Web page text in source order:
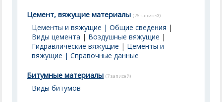
Цемент, вяжущие материалы (26 записей)
Цементы и вяжущие | Общие сведения |
Виды цемента | Воздушные вяжущие |
Гидравлические вяжущие | Цементы и
вяжущие | Справочные данные
Битумные материалы (7 записей)
Виды битумов